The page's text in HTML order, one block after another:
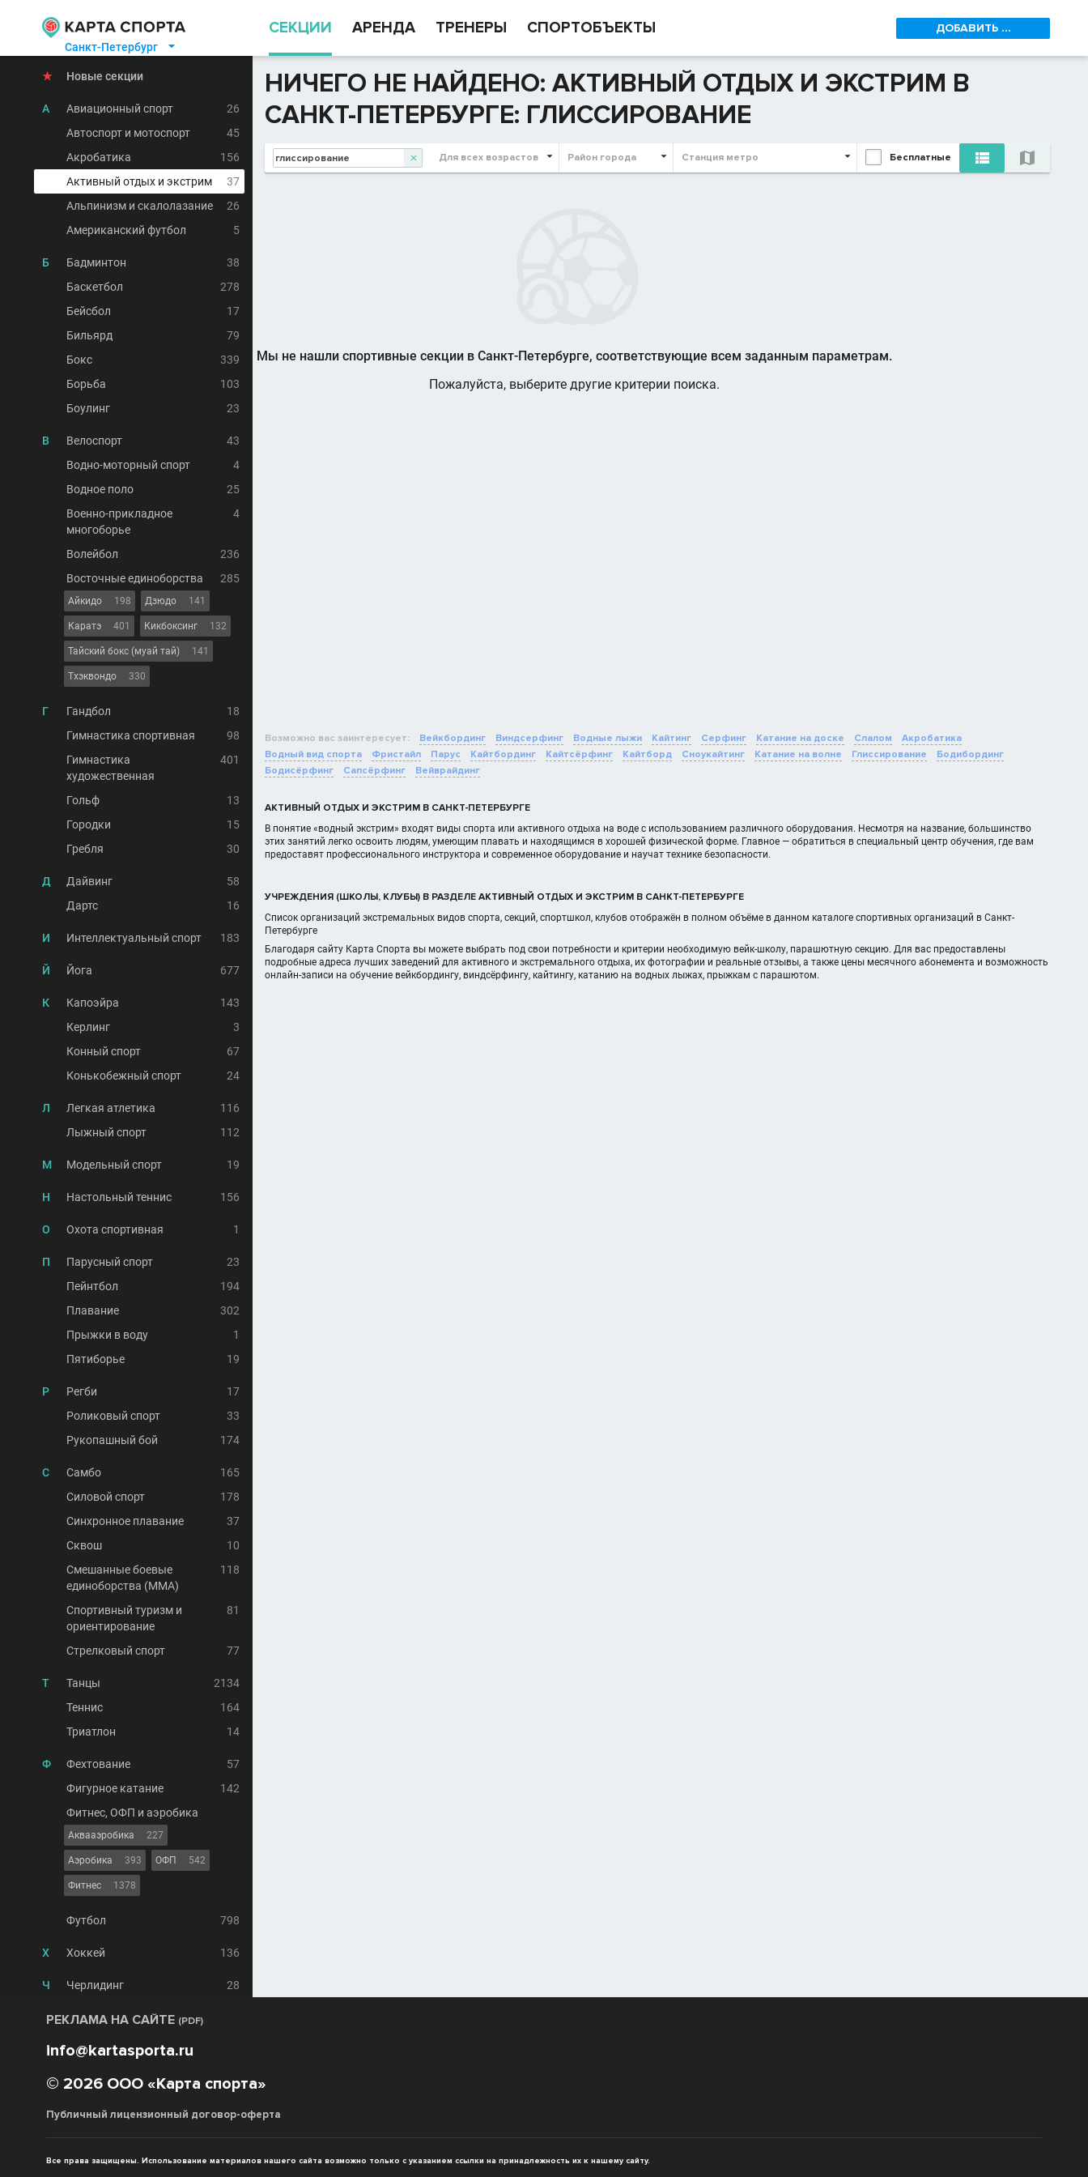
Санкт-Петербург 
СЕКЦИИ АРЕНДА ТРЕНЕРЫ СПОРТОБЪЕКТЫ ДОБАВИТЬ ...
★ Новые секции
А Авиационный спорт
26
Автоспорт и мотоспорт
45
Акробатика
156
Активный отдых и экстрим
37
Альпинизм и скалолазание
26
Американский футбол
5
Б Бадминтон
38
Баскетбол
278
Бейсбол
17
Бильярд
79
Бокс
339
Борьба
103
Боулинг
23
В Велоспорт
43
Водно-моторный спорт
4
Водное поло
25
Военно-прикладное
многоборье
4
Волейбол
236
Восточные единоборства
285
Айкидо 198 Дзюдо 141
Каратэ 401 Кикбоксинг 132
Тайский бокс (муай тай) 141
Тхэквондо 330
Г Гандбол
18
Гимнастика спортивная
98
Гимнастика
художественная
401
Гольф
13
Городки
15
Гребля
30
Д Дайвинг
58
Дартс
16
И Интеллектуальный спорт 183
Й Йога 677
К Капоэйра
143
Керлинг
3
Конный спорт
67
Конькобежный спорт
24
Л Легкая атлетика
116
Лыжный спорт
112
М Модельный спорт 19
Н Настольный теннис 156
О Охота спортивная 1
П Парусный спорт
23
Пейнтбол
194
Плавание
302
Прыжки в воду
1
Пятиборье
19
Р Регби
17
Роликовый спорт
33
Рукопашный бой
174
С Самбо
165
Силовой спорт
178
Синхронное плавание
37
Сквош
10
Смешанные боевые
единоборства (MMA)
118
Спортивный туризм и
ориентирование
81
Стрелковый спорт 77
Т Танцы
2134
Теннис
164
Триатлон
14
Ф Фехтование
57
Фигурное катание
142
Фитнес, ОФП и аэробика
Аквааэробика 227
Аэробика 393 ОФП 542
Фитнес 1378
Футбол 798
Х Хоккей 136
Ч Черлидинг 28
НИЧЕГО НЕ НАЙДЕНО: АКТИВНЫЙ ОТДЫХ И ЭКСТРИМ В
САНКТ-ПЕТЕРБУРГЕ: ГЛИССИРОВАНИЕ
 Для всех возрастов Район города Станция метро Бесплатные  
Мы не нашли спортивные секции в Санкт-Петербурге, соответствующие всем заданным параметрам.
Пожалуйста, выберите другие критерии поиска.
Возможно вас заинтересует: Вейкбординг Виндсерфинг Водные лыжи Кайтинг Серфинг Катание на доске Слалом
Акробатика
Водный вид спорта
Фристайл Парус Кайтбординг Кайтсёрфинг Кайтборд Сноукайтинг Катание на волне Глиссирование
Бодибординг
Бодисёрфинг
Сапсёрфинг Вейврайдинг
АКТИВНЫЙ ОТДЫХ И ЭКСТРИМ В САНКТ-ПЕТЕРБУРГЕ
В понятие «водный экстрим» входят виды спорта или активного отдыха на воде с использованием различного оборудования. Несмотря на название, большинство
этих занятий легко освоить людям, умеющим плавать и находящимся в хорошей физической форме. Главное — обратиться в специальный центр обучения, где вам
предоставят профессионального инструктора и современное оборудование и научат технике безопасности.
УЧРЕЖДЕНИЯ (ШКОЛЫ, КЛУБЫ) В РАЗДЕЛЕ АКТИВНЫЙ ОТДЫХ И ЭКСТРИМ В САНКТ-ПЕТЕРБУРГЕ
Список организаций экстремальных видов спорта, секций, спортшкол, клубов отображён в полном объёме в данном каталоге спортивных организаций в Санкт-
Петербурге
Благодаря сайту Карта Спорта вы можете выбрать под свои потребности и критерии необходимую вейк-школу, парашютную секцию. Для вас предоставлены
подробные адреса лучших заведений для активного и экстремального отдыха, их фотографии и реальные отзывы, а также цены месячного абонемента и возможность
онлайн-записи на обучение вейкбордингу, виндсёрфингу, кайтингу, катанию на водных лыжах, прыжкам с парашютом.
РЕКЛАМА НА САЙТЕ (PDF)
info@kartasporta.ru
© 2026 ООО «Карта спорта»
Публичный лицензионный договор-оферта
Все права защищены. Использование материалов нашего сайта возможно только с указанием ссылки на принадлежность их к нашему сайту.